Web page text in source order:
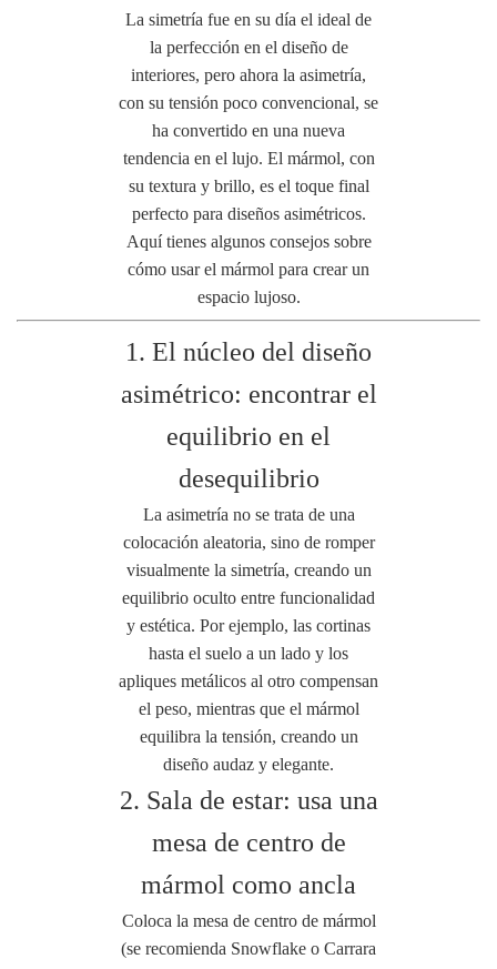
La simetría fue en su día el ideal de
la perfección en el diseño de
interiores, pero ahora la asimetría,
con su tensión poco convencional, se
ha convertido en una nueva
tendencia en el lujo. El mármol, con
su textura y brillo, es el toque final
perfecto para diseños asimétricos.
Aquí tienes algunos consejos sobre
cómo usar el mármol para crear un
espacio lujoso.
1. El núcleo del diseño
asimétrico: encontrar el
equilibrio en el
desequilibrio
La asimetría no se trata de una
colocación aleatoria, sino de romper
visualmente la simetría, creando un
equilibrio oculto entre funcionalidad
y estética. Por ejemplo, las cortinas
hasta el suelo a un lado y los
apliques metálicos al otro compensan
el peso, mientras que el mármol
equilibra la tensión, creando un
diseño audaz y elegante.
2. Sala de estar: usa una
mesa de centro de
mármol como ancla
Coloca la mesa de centro de mármol
(se recomienda Snowflake o Carrara